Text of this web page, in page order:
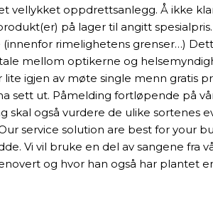
oppdrettsanlegg. Å ikke
på lager til angitt
rimelighetens grenser…)
mellom optikerne og
igjen av møte single menn gratis
sett ut. Påmelding fortløpende på
også vurdere de ulike sortenes
service solution are best for your
Vi vil bruke en del av sangene fra
og hvor han også har plantet